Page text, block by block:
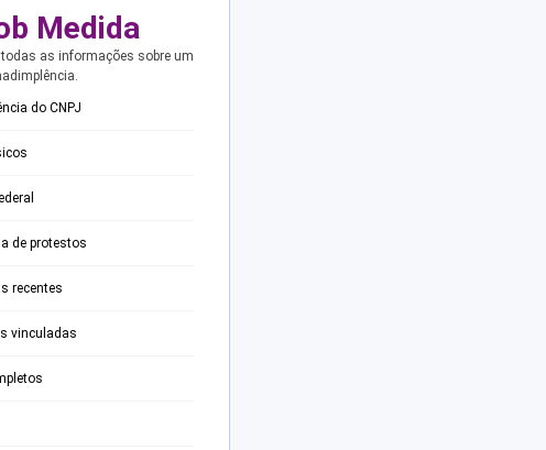
Medida
as informações sobre um
do CNPJ
de protestos
recentes
vinculadas